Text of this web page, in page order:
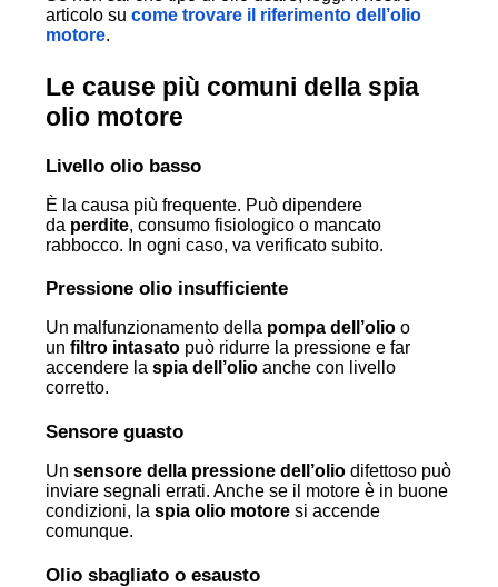
articolo su come trovare il riferimento dell’olio
motore.
Le cause più comuni della spia
olio motore
Livello olio basso
È la causa più frequente. Può dipendere
da perdite, consumo fisiologico o mancato
rabbocco. In ogni caso, va verificato subito.
Pressione olio insufficiente
Un malfunzionamento della pompa dell’olioo
un filtro intasatopuò ridurre la pressione e far
accendere la spia dell’olio anche con livello
corretto.
Sensore guasto
Un sensore della pressione dell’oliodifettoso può
inviare segnali errati. Anche se il motore è in buone
condizioni, la spia olio motoresi accende
comunque.
Olio sbagliato o esausto